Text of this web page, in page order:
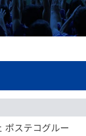
ポステコグルー